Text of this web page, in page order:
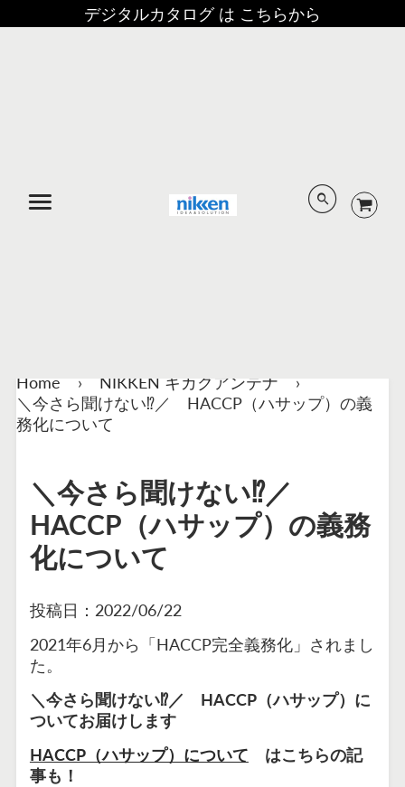
デジタルカタログ は こちらから
Home › NIKKEN キカクアンテナ
›
＼今さら聞けない⁉／ HACCP（ハサップ）の義
務化について
＼今さら聞けない⁉／
HACCP（ハサップ）の義務
化について
投稿日： 2022/06/22
2021年6月から「HACCP完全義務化」されまし
た。
＼今さら聞けない⁉／ HACCP（ハサップ）に
ついてお届けします
HACCP（ハサップ）について はこちらの記
事も！